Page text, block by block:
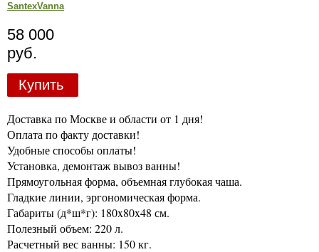
SantexVanna
58 000
руб.
Купить
Доставка по Москве и области от 1 дня!
Оплата по факту доставки!
Удобные способы оплаты!
Установка, демонтаж вывоз ванны!
Прямоугольная форма, объемная глубокая чаша.
Гладкие линии, эргономическая форма.
Габариты (д*ш*г): 180x80x48 см.
Полезный объем: 220 л.
Расчетный вес ванны: 150 кг.